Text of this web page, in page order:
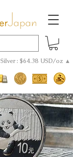
Silver : $64.38 USD/oz ▲